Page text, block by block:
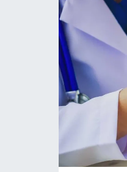
Ekonomi